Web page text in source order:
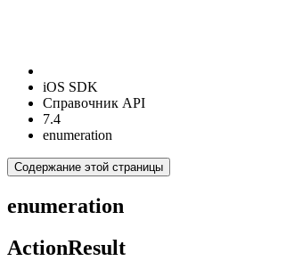
iOS SDK
Справочник API
7.4
enumeration
Содержание этой страницы
enumeration
ActionResult